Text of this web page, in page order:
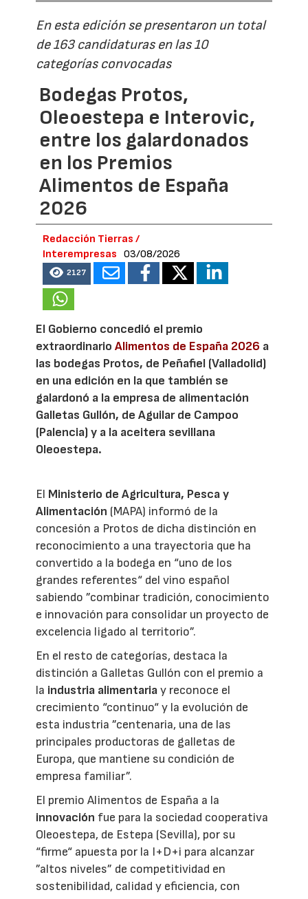
En esta edición se presentaron un total
de 163 candidaturas en las 10
categorías convocadas
Bodegas Protos,
Oleoestepa e Interovic,
entre los galardonados
en los Premios
Alimentos de España
2026
Redacción Tierras /
Interempresas
03/08/2026
2127
El Gobierno concedió el premio
extraordinarioAlimentos de España 2026 a
las bodegas Protos, de Peñafiel (Valladolid)
en una edición en la que también se
galardonó a la empresa de alimentación
Galletas Gullón, de Aguilar de Campoo
(Palencia) y a la aceitera sevillana
Oleoestepa.
El Ministerio de Agricultura, Pesca y
Alimentación (MAPA) informó de la
concesión a Protos de dicha distinción en
reconocimiento a una trayectoria que ha
convertido a la bodega en “uno de los
grandes referentes“ del vino español
sabiendo ”combinar tradición, conocimiento
e innovación para consolidar un proyecto de
excelencia ligado al territorio”.
En el resto de categorías, destaca la
distinción a Galletas Gullón con el premio a
la industria alimentariay reconoce el
crecimiento “continuo“ y la evolución de
esta industria ”centenaria, una de las
principales productoras de galletas de
Europa, que mantiene su condición de
empresa familiar”.
El premio Alimentos de España a la
innovación fue para la sociedad cooperativa
Oleoestepa, de Estepa (Sevilla), por su
“firme“ apuesta por la I+D+i para alcanzar
”altos niveles” de competitividad en
sostenibilidad, calidad y eficiencia, con